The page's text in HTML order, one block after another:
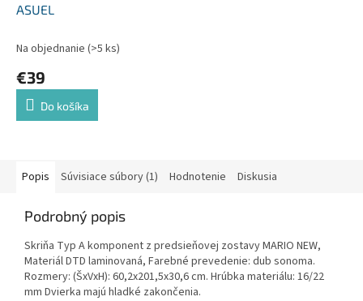
ASUEL
Na objednanie (>5 ks)
€39
Do košíka
Popis Súvisiace súbory (1) Hodnotenie Diskusia
Podrobný popis
Skriňa Typ A komponent z predsieňovej zostavy MARIO NEW,
Materiál DTD laminovaná, Farebné prevedenie: dub sonoma.
Rozmery: (ŠxVxH): 60,2x201,5x30,6 cm. Hrúbka materiálu: 16/22
mm Dvierka majú hladké zakončenia.